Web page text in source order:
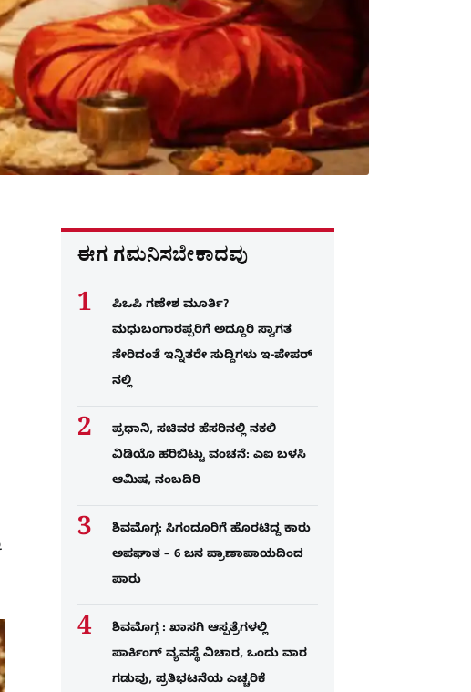
ಈಗ ಗಮನಿಸಬೇಕಾದವು
ಪಿಒಪಿ ಗಣೇಶ ಮೂರ್ತಿ?
ಮಧುಬಂಗಾರಪ್ಪರಿಗೆ ಅದ್ದೂರಿ ಸ್ವಾಗತ
ಸೇರಿದಂತೆ ಇನ್ನಿತರೇ ಸುದ್ದಿಗಳು ಇ-ಪೇಪರ್​
ನಲ್ಲಿ
ಪ್ರಧಾನಿ, ಸಚಿವರ ಹೆಸರಿನಲ್ಲಿ ನಕಲಿ
ವಿಡಿಯೊ ಹರಿಬಿಟ್ಟು ವಂಚನೆ: ಎಐ ಬಳಸಿ
ಆಮಿಷ, ನಂಬದಿರಿ
ಶಿವಮೊಗ್ಗ: ಸಿಗಂದೂರಿಗೆ ಹೊರಟಿದ್ದ ಕಾರು
ಅಪಘಾತ – 6 ಜನ ಪ್ರಾಣಾಪಾಯದಿಂದ
ಪಾರು
ಶಿವಮೊಗ್ಗ : ಖಾಸಗಿ ಆಸ್ಪತ್ರೆಗಳಲ್ಲಿ
ಪಾರ್ಕಿಂಗ್​ ವ್ಯವಸ್ಥೆ ವಿಚಾರ, ಒಂದು ವಾರ
ಗಡುವು, ಪ್ರತಿಭಟನೆಯ ಎಚ್ಚರಿಕೆ